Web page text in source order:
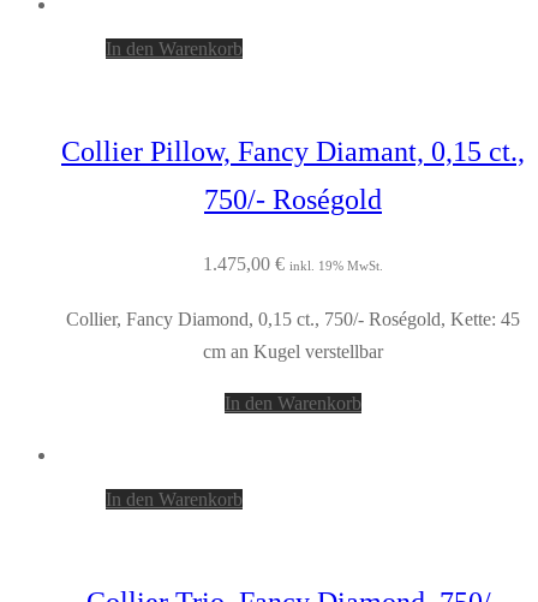
In den Warenkorb
Collier Pillow, Fancy Diamant, 0,15 ct.,
750/- Roségold
1.475,00 € inkl. 19% MwSt.
Collier, Fancy Diamond, 0,15 ct., 750/- Roségold, Kette: 45
cm an Kugel verstellbar
In den Warenkorb
In den Warenkorb